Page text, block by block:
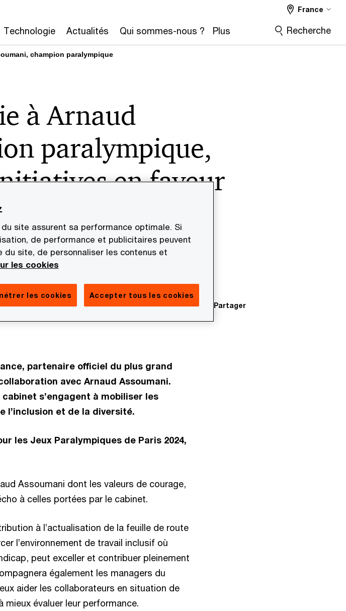
Technologie Actualités Qui sommes-nous ? Plus
France
Recherche
champion paralympique
à Arnaud
paralympique,
en faveur
en
Partager
partenaire officiel du plus grand
avec Arnaud Assoumani.
s’engagent à mobiliser les
l’inclusion et de la diversité.
les Jeux Paralympiques de Paris 2024,
Assoumani dont les valeurs de courage,
à celles portées par le cabinet.
à l’actualisation de la feuille de route
l’environnement de travail inclusif où
peut exceller et contribuer pleinement
également les managers du
aider les collaborateurs en situation de
évaluer leur performance.
site assurent sa performance optimale. Si
de performance et publicitaires peuvent
site, de personnaliser les contenus et
les cookies
les cookies Accepter tous les cookies